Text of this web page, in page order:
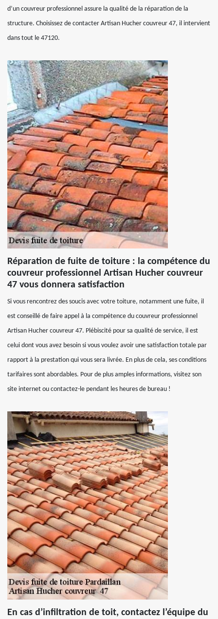
d’un couvreur professionnel assure la qualité de la réparation de la
structure. Choisissez de contacter Artisan Hucher couvreur 47, il intervient
dans tout le 47120.
Réparation de fuite de toiture : la compétence du
couvreur professionnel Artisan Hucher couvreur
47 vous donnera satisfaction
Si vous rencontrez des soucis avec votre toiture, notamment une fuite, il
est conseillé de faire appel à la compétence du couvreur professionnel
Artisan Hucher couvreur 47. Plébiscité pour sa qualité de service, il est
celui dont vous avez besoin si vous voulez avoir une satisfaction totale par
rapport à la prestation qui vous sera livrée. En plus de cela, ses conditions
tarifaires sont abordables. Pour de plus amples informations, visitez son
site internet ou contactez-le pendant les heures de bureau !
En cas d’infiltration de toit, contactez l’équipe du